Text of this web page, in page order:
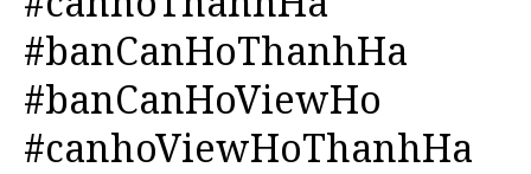
#banCanHoThanhHa
#banCanHoViewHo
#canhoViewHoThanhHa